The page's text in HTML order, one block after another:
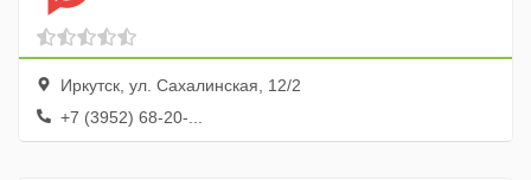
Иркутск, ул. Сахалинская, 12/2
+7 (3952) 68-20-...